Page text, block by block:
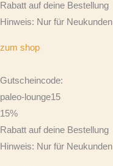
Rabatt auf deine Bestellung
Hinweis: Nur für Neukunden
zum shop
Gutscheincode:
paleo-lounge15
15%
Rabatt auf deine Bestellung
Hinweis: Nur für Neukunden